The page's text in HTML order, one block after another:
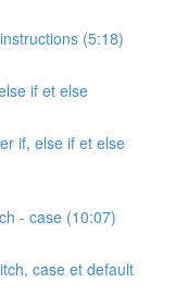
(5:18)
if et else
if, else if et else
- case (10:07)
case et default